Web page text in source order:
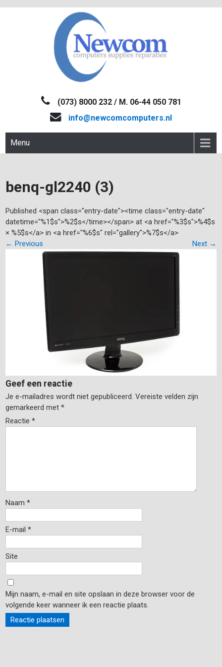
NEWCOM(073) 8000 232 / M. 06-44 050 781
info@newcomcomputers.nl
Menu
benq-gl2240 (3)
Published <span class="entry-date"><time class="entry-date"
datetime="%1$s">%2$s</time></span> at <a href="%3$s">%4$s
× %5$s</a> in <a href="%6$s" rel="gallery">%7$s</a>
← Previous Next →
Geef een reactie
Je e-mailadres wordt niet gepubliceerd. Vereiste velden zijn
gemarkeerd met*
Reactie*
Naam*
E-mail*
Site
Mijn naam, e-mail en site opslaan in deze browser voor de
volgende keer wanneer ik een reactie plaats.